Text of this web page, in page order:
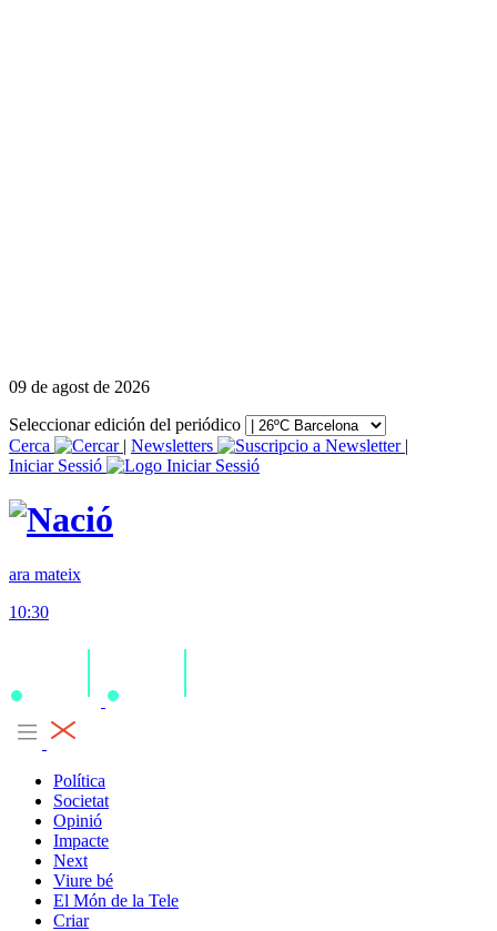
09 de agost de 2026
Seleccionar edición del periódico
Cerca
| Newsletters
|
Iniciar Sessió
ara mateix
10:30
Política
Societat
Opinió
Impacte
Next
Viure bé
El Món de la Tele
Criar